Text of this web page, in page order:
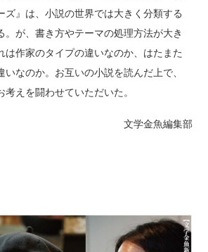
ズ』は、小説の世界では大きく分類する
。が、書き方やテーマの処理方法が大き
は作家のタイプの違いなのか、はたまた
いなのか。お互いの小説を読んだ上で、
考えを闘わせていただいた。
文学金魚編集部